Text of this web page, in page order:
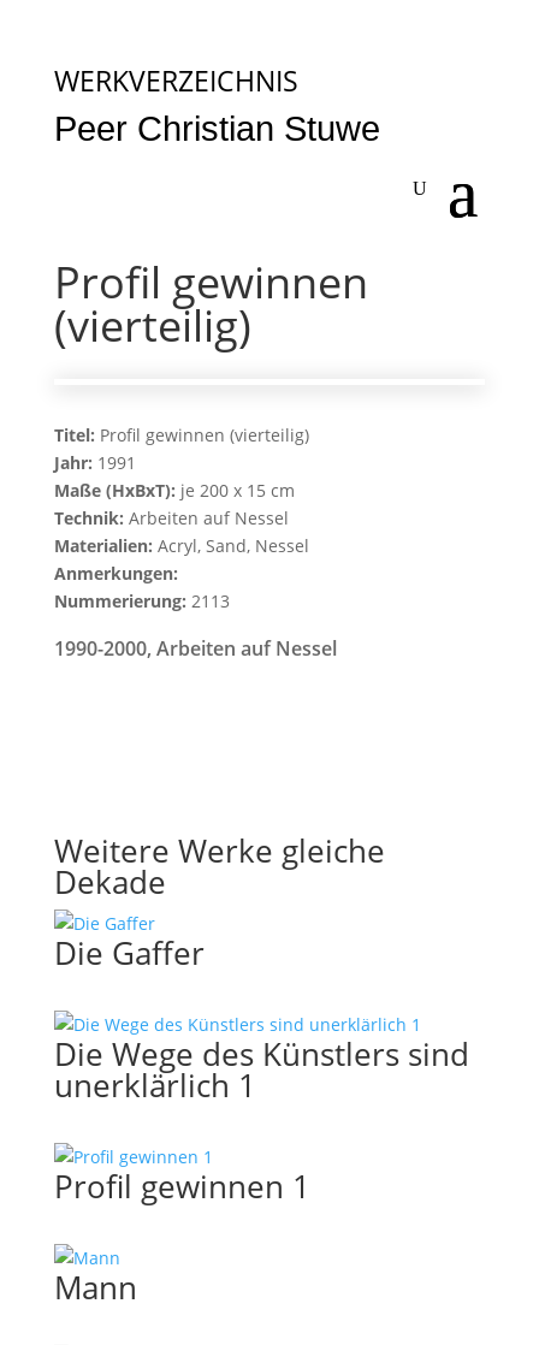
WERKVERZEICHNIS
Peer Christian Stuwe
Profil gewinnen
(vierteilig)
Titel: Profil gewinnen (vierteilig)
Jahr: 1991
Maße (HxBxT): je 200 x 15 cm
Technik: Arbeiten auf Nessel
Materialien: Acryl, Sand, Nessel
Anmerkungen:
Nummerierung: 2113
1990-2000, Arbeiten auf Nessel
Weitere Werke gleiche
Dekade
Die Gaffer
Die Wege des Künstlers sind
unerklärlich 1
Profil gewinnen 1
Mann